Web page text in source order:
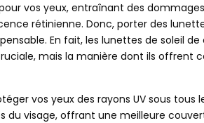
vos yeux, entraînant des
rétinienne. Donc, porter des
En fait, les lunettes de soleil
mais la manière dont ils offrent
vos yeux des rayons UV sous tous
du visage, offrant une meilleure